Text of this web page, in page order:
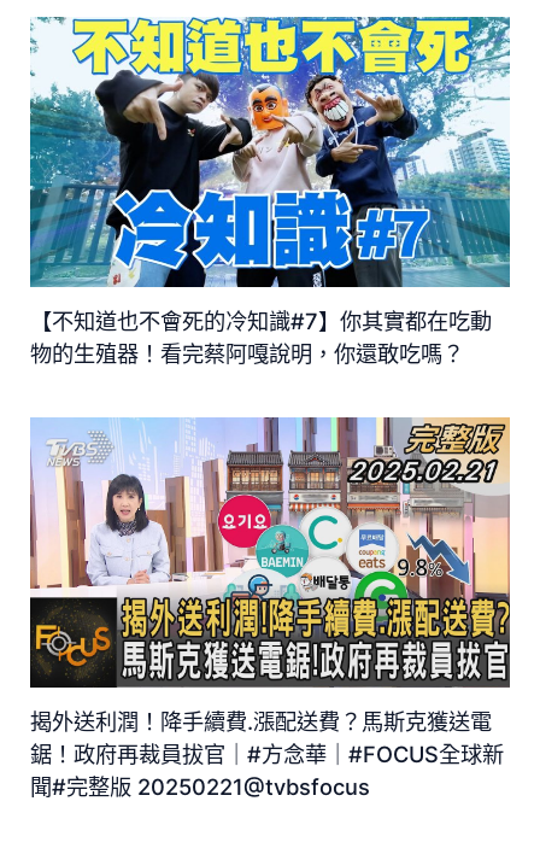
【不知道也不會死的冷知識#7】你其實都在吃動
物的生殖器！看完蔡阿嘎說明，你還敢吃嗎？
揭外送利潤！降手續費.漲配送費？馬斯克獲送電
鋸！政府再裁員拔官｜#方念華｜#FOCUS全球新
聞#完整版 20250221@tvbsfocus